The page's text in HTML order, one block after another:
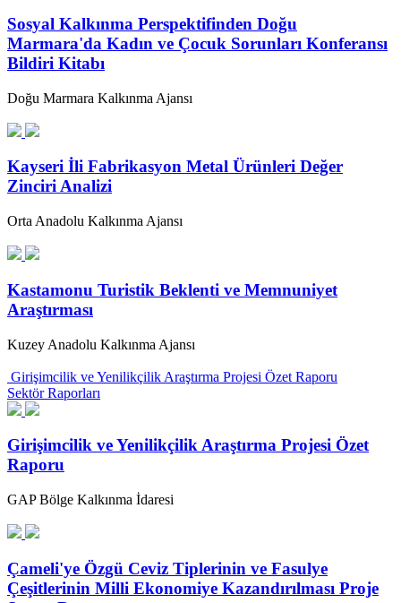
Sosyal Kalkınma Perspektifinden Doğu
Marmara'da Kadın ve Çocuk Sorunları Konferansı
Bildiri Kitabı
Doğu Marmara Kalkınma Ajansı
Kayseri İli Fabrikasyon Metal Ürünleri Değer
Zinciri Analizi
Orta Anadolu Kalkınma Ajansı
Kastamonu Turistik Beklenti ve Memnuniyet
Araştırması
Kuzey Anadolu Kalkınma Ajansı
Girişimcilik ve Yenilikçilik Araştırma Projesi Özet Raporu
Sektör Raporları
Girişimcilik ve Yenilikçilik Araştırma Projesi Özet
Raporu
GAP Bölge Kalkınma İdaresi
Çameli'ye Özgü Ceviz Tiplerinin ve Fasulye
Çeşitlerinin Milli Ekonomiye Kazandırılması Proje